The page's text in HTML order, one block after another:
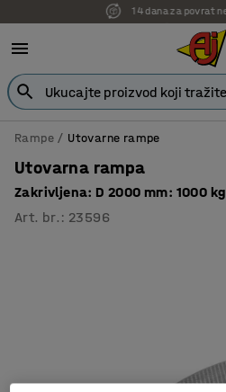
7 godina
Rampe Utovarne rampe
Utovarna rampa
Zakrivljena: D 2000 mm: 1000
Art. br. : 23596